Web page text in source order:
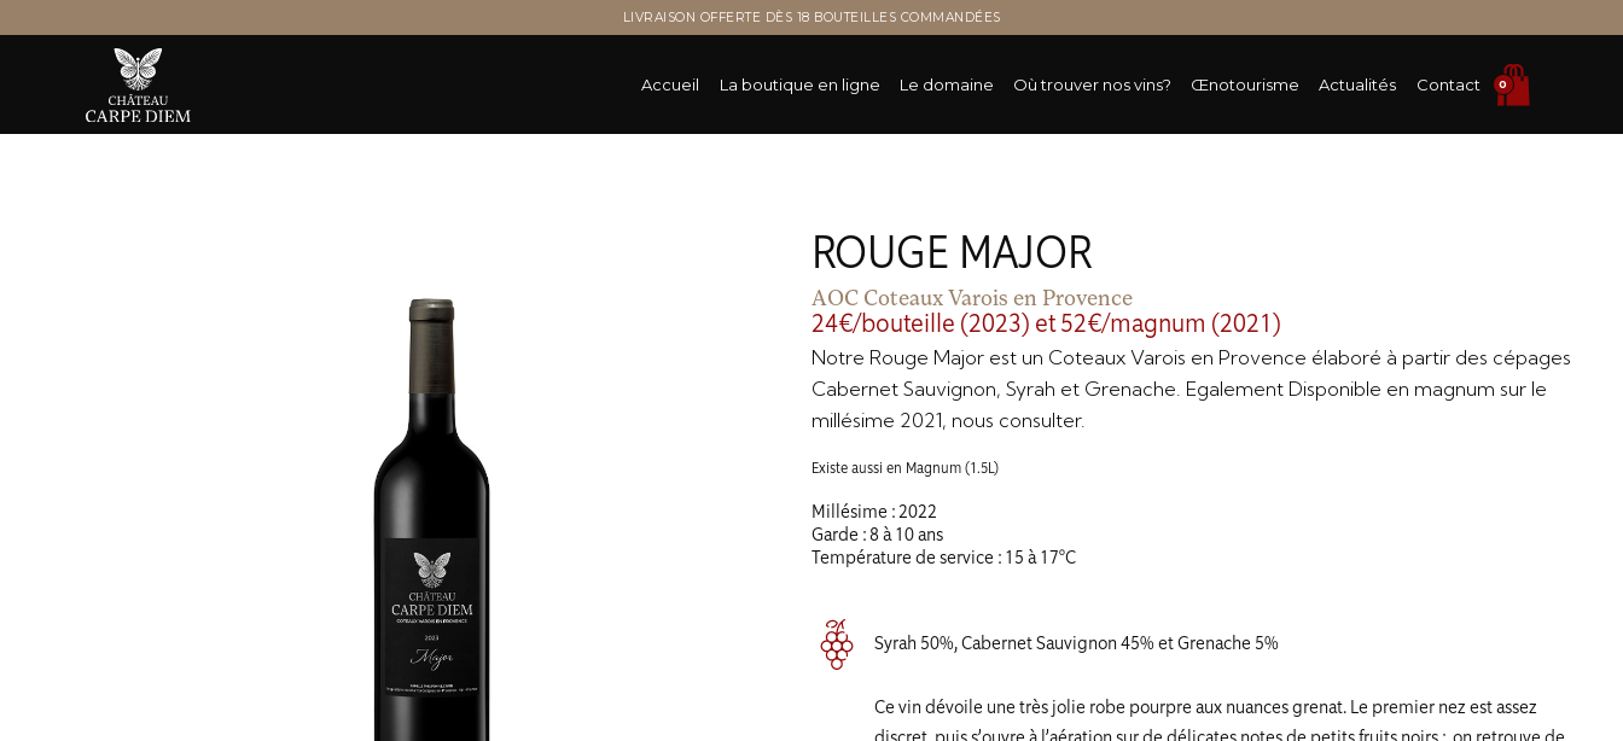
LIVRAISON OFFERTE DÈS 18 BOUTEILLES COMMANDÉES
Accueil La boutique en ligne Le domaine Où trouver nos vins? Œnotourisme Actualités Contact 0
ROUGE MAJOR
AOC Coteaux Varois en Provence
24€/bouteille (2023) et 52€/magnum (2021)
Notre Rouge Major est un Coteaux Varois en Provence élaboré à partir des cépages
Cabernet Sauvignon, Syrah et Grenache. Egalement Disponible en magnum sur le
millésime 2021, nous consulter.
Existe aussi en Magnum (1.5L)
Millésime : 2022
Garde : 8 à 10 ans
Température de service : 15 à 17°C
Syrah 50%, Cabernet Sauvignon 45% et Grenache 5%
Ce vin dévoile une très jolie robe pourpre aux nuances grenat. Le premier nez est assez